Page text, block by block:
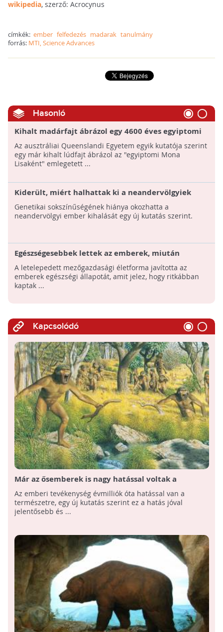
wikipedia, szerző: Acrocynus
címkék: ember felfedezés madarak tanulmány
forrás: MTI, Science Advances
Hasonló
Kihalt madárfajt ábrázol egy 4600 éves egyiptomi
festmény
Az ausztráliai Queenslandi Egyetem egyik kutatója szerint
egy már kihalt lúdfajt ábrázol az "egyiptomi Mona
Lisaként" emlegetett ...
Kiderült, miért halhattak ki a neandervölgyiek
Genetikai sokszínűségének hiánya okozhatta a
neandervölgyi ember kihalását egy új kutatás szerint.
Egészségesebbek lettek az emberek, miután
felhagytak a nomád életmóddal
A letelepedett mezőgazdasági életforma javította az
emberek egészségi állapotát, amit jelez, hogy ritkábban
kaptak ...
Kapcsolódó
Már az ősemberek is nagy hatással voltak a
természetre
Az emberi tevékenység évmilliók óta hatással van a
természetre, egy új kutatás szerint ez a hatás jóval
jelentősebb és ...